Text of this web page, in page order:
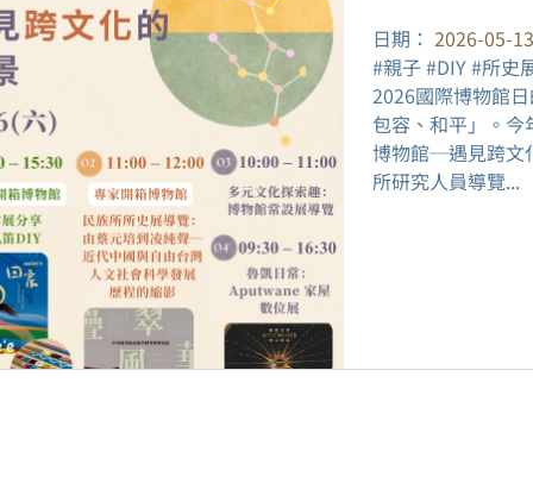
日期： 2026-05-13
#親子 #DIY #所史
2026國際博物館
包容、和平」。
博物館─遇見跨文
所研究人員導覽...